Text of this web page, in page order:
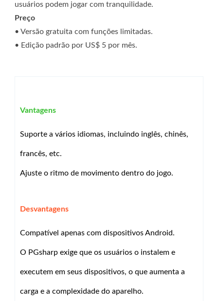
usuários podem jogar com tranquilidade.
Preço
• Versão gratuita com funções limitadas.
• Edição padrão por US$ 5 por mês.
Vantagens
Suporte a vários idiomas, incluindo inglês, chinês,
francês, etc.
Ajuste o ritmo de movimento dentro do jogo.
Desvantagens
Compatível apenas com dispositivos Android.
O PGsharp exige que os usuários o instalem e
executem em seus dispositivos, o que aumenta a
carga e a complexidade do aparelho.